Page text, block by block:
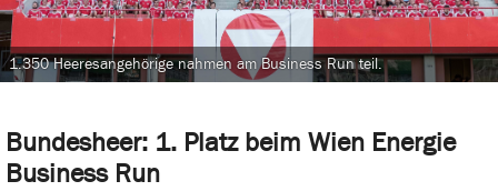
Bundesheer: 1. Platz beim Wien Energie
Business Run
1.350 Heeresangehörige nahmen am Business Run teil.